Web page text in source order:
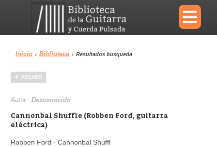
×
Menu
Biblioteca
Inicio › Biblioteca › Resultados búsqueda
VOLVER
Autor:Desconocido
Cannonbal Shuffle (Robben Ford, guitarra
eléctrica)
Robben Ford - Cannonbal Shuffl